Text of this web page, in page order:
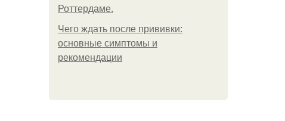
Роттердаме.
Чего ждать после прививки:
основные симптомы и
рекомендации